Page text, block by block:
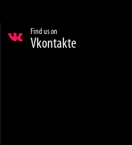
Find us on
Vkontakte